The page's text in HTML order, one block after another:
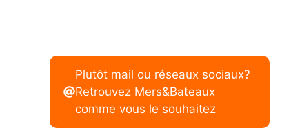
Plutôt mail ou réseaux sociaux?
Retrouvez Mers&Bateaux
comme vous le souhaitez